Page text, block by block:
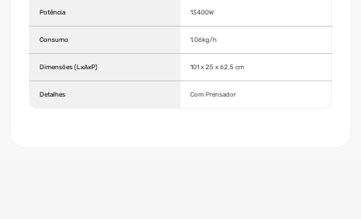
Potência 13400W
Consumo 1,06kg/h
Dimensões (LxAxP) 101 x 25 x 62,5 cm
Detalhes Com Prensador